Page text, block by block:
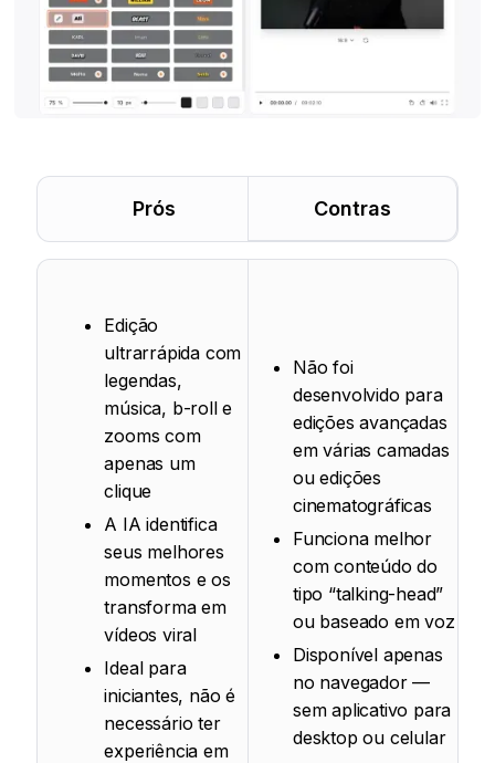
Prós Contras
Edição
ultrarrápida com
legendas,
música, b-roll e
zooms com
apenas um
clique
A IA identifica
seus melhores
momentos e os
transforma em
vídeos viral
Ideal para
iniciantes, não é
necessário ter
experiência em
Não foi
desenvolvido para
edições avançadas
em várias camadas
ou edições
cinematográficas
Funciona melhor
com conteúdo do
tipo “talking-head”
ou baseado em voz
Disponível apenas
no navegador —
sem aplicativo para
desktop ou celular